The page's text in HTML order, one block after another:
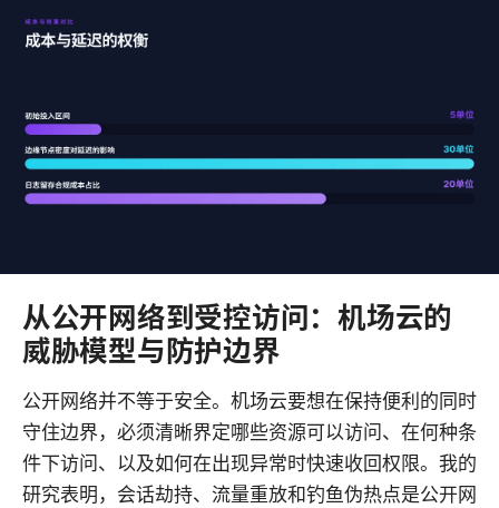
从公开网络到受控访问：机场云的
威胁模型与防护边界
公开网络并不等于安全。机场云要想在保持便利的同时
守住边界，必须清晰界定哪些资源可以访问、在何种条
件下访问、以及如何在出现异常时快速收回权限。我的
研究表明，会话劫持、流量重放和钓鱼伪热点是公开网